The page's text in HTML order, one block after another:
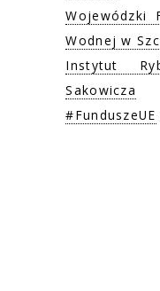
Wojewódzki
Wodnej w
Instytut
Sakowicza
#FunduszeUE